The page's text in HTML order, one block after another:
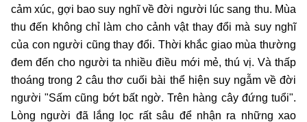
cảm xúc, gợi bao suy nghĩ về đời người lúc sang thu. Mùa
thu đến không chỉ làm cho cảnh vật thay đổi mà suy nghĩ
của con người cũng thay đổi. Thời khắc giao mùa thường
đem đến cho người ta nhiều điều mới mẻ, thú vị. Và thấp
thoáng trong 2 câu thơ cuối bài thể hiện suy ngẫm về đời
người "Sấm cũng bớt bất ngờ. Trên hàng cây đứng tuổi".
Lòng người đã lắng lọc rất sâu để nhận ra những xao